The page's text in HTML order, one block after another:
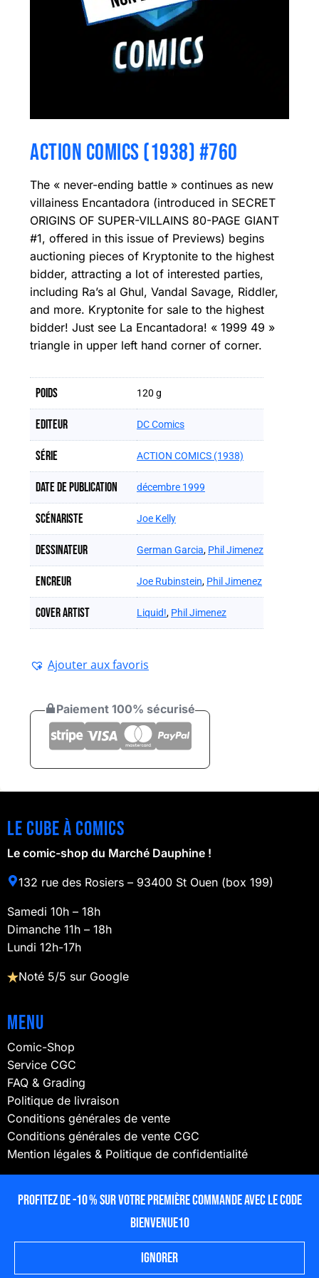
Profitez de -10 % sur votre première commande avec le code
BIENVENUE10
Ignorer
ACTION COMICS (1938) #760
The « never-ending battle » continues as new
villainess Encantadora (introduced in SECRET
ORIGINS OF SUPER-VILLAINS 80-PAGE GIANT
#1, offered in this issue of Previews) begins
auctioning pieces of Kryptonite to the highest
bidder, attracting a lot of interested parties,
including Ra’s al Ghul, Vandal Savage, Riddler,
and more. Kryptonite for sale to the highest
bidder! Just see La Encantadora! « 1999 49 »
triangle in upper left hand corner of corner.
Poids 120 g
Editeur DC Comics
Série ACTION COMICS (1938)
Date de publication décembre 1999
Scénariste Joe Kelly
Dessinateur German Garcia, Phil Jimenez
Encreur Joe Rubinstein, Phil Jimenez
Cover artist Liquid!, Phil Jimenez
Ajouter aux favoris
Paiement 100% sécurisé
Le cube à comics
Le comic-shop du Marché Dauphine !
132 rue des Rosiers – 93400 St Ouen (box 199)
Samedi 10h – 18h
Dimanche 11h – 18h
Lundi 12h-17h
Noté 5/5 sur Google
Menu
Comic-Shop
Service CGC
FAQ & Grading
Politique de livraison
Conditions générales de vente
Conditions générales de vente CGC
Mention légales & Politique de confidentialité
NOUS SUIVRE
© 2025 lecubeacomics – Propulsé par